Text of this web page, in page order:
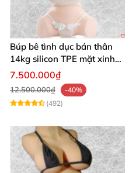
Búp bê tình dục bán thân
14kg silicon TPE mặt xinh
trắng hồng
7.500.000₫
12.500.000₫
-40%
(492)